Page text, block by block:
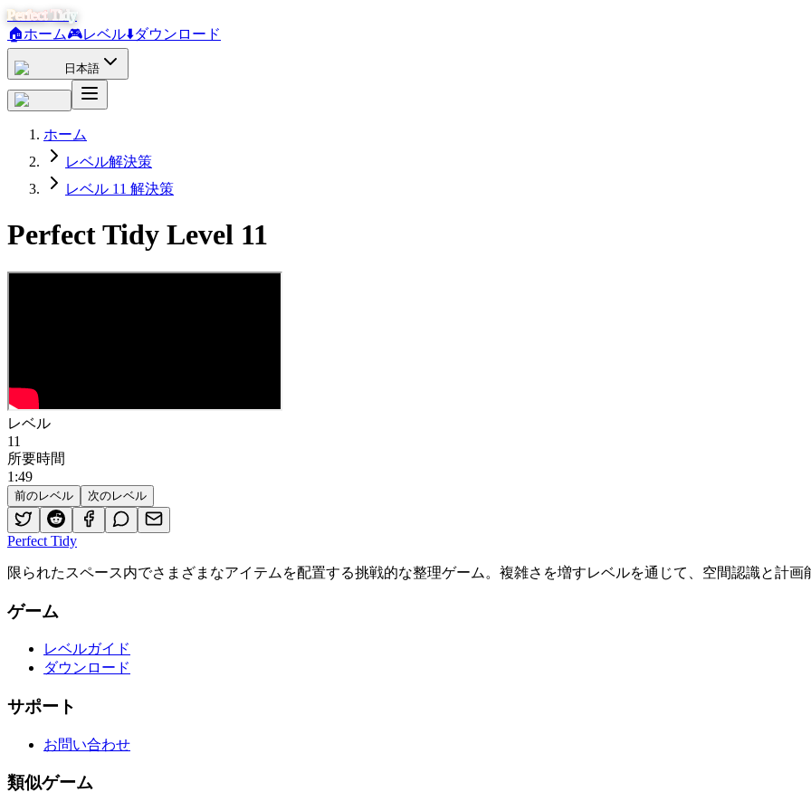
Perfect Tidy
🏠ホーム🎮レベル⬇️ダウンロード
日本語
ホーム
レベル解決策
レベル 11 解決策
Perfect Tidy Level 11
レベル
11
所要時間
1 :49
前のレベル 次のレベル
Perfect Tidy
限られたスペース内でさまざまなアイテムを配置する挑戦的な整理ゲーム。複雑さを増すレベルを通じて、空間認識と計画
ゲーム
レベルガイド
ダウンロード
サポート
お問い合わせ
類似ゲーム